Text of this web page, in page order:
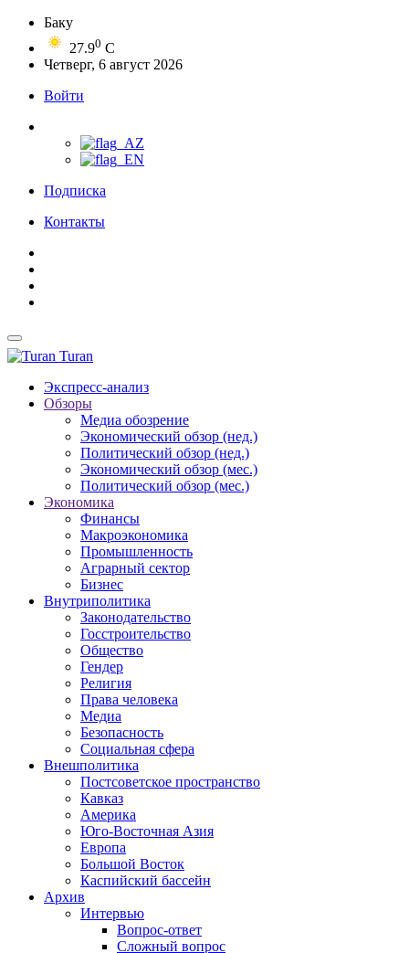
Баку
27.90 C
Четверг, 6 август 2026
Войти
Подписка
Контакты
Turan
Экспресс-анализ
Обзоры
Медиа обозрение
Экономический обзор (нед.)
Политический обзор (нед.)
Экономический обзор (мес.)
Политический обзор (мес.)
Экономика
Финансы
Макроэкономика
Промышленность
Аграрный сектор
Бизнес
Внутриполитика
Законодательство
Госстроительство
Общество
Гендер
Религия
Права человека
Медиа
Безопасность
Социальная сфера
Внешполитика
Постсоветское пространство
Кавказ
Америка
Юго-Восточная Азия
Европа
Большой Восток
Каспийский бассейн
Архив
Интервью
Вопрос-ответ
Сложный вопрос